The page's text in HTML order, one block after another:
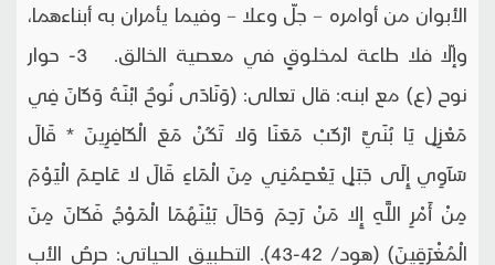
الأبوان من أوامره – جلّ وعلا – وفيما يأمران به أبناءهما،
وإلّا فلا طاعة لمخلوقٍ في معصية الخالق. 3- حوار
نوح (ع) مع ابنه: قال تعالى: (وَنَادَى نُوحٌ ابْنَهُ وَكَانَ فِي
مَعْزِلٍ يَا بُنَيَّ ارْكَبْ مَعَنَا وَلا تَكُنْ مَعَ الْكَافِرِينَ * قَالَ
سَآوِي إِلَى جَبَلٍ يَعْصِمُنِي مِنَ الْمَاءِ قَالَ لا عَاصِمَ الْيَوْمَ
مِنْ أَمْرِ اللَّهِ إِلا مَنْ رَحِمَ وَحَالَ بَيْنَهُمَا الْمَوْجُ فَكَانَ مِنَ
الْمُغْرَقِينَ) (هود/ 42-43). التطبيق الحياتي: حرصُ الأب